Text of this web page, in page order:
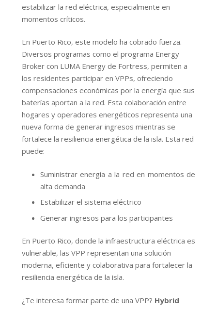
estabilizar la red eléctrica, especialmente en
momentos críticos.
En Puerto Rico, este modelo ha cobrado fuerza.
Diversos programas como el programa Energy
Broker con LUMA Energy de Fortress, permiten a
los residentes participar en VPPs, ofreciendo
compensaciones económicas por la energía que sus
baterías aportan a la red. Esta colaboración entre
hogares y operadores energéticos representa una
nueva forma de generar ingresos mientras se
fortalece la resiliencia energética de la isla. Esta red
puede:
Suministrar energía a la red en momentos de
alta demanda
Estabilizar el sistema eléctrico
Generar ingresos para los participantes
En Puerto Rico, donde la infraestructura eléctrica es
vulnerable, las VPP representan una solución
moderna, eficiente y colaborativa para fortalecer la
resiliencia energética de la isla.
¿Te interesa formar parte de una VPP? Hybrid